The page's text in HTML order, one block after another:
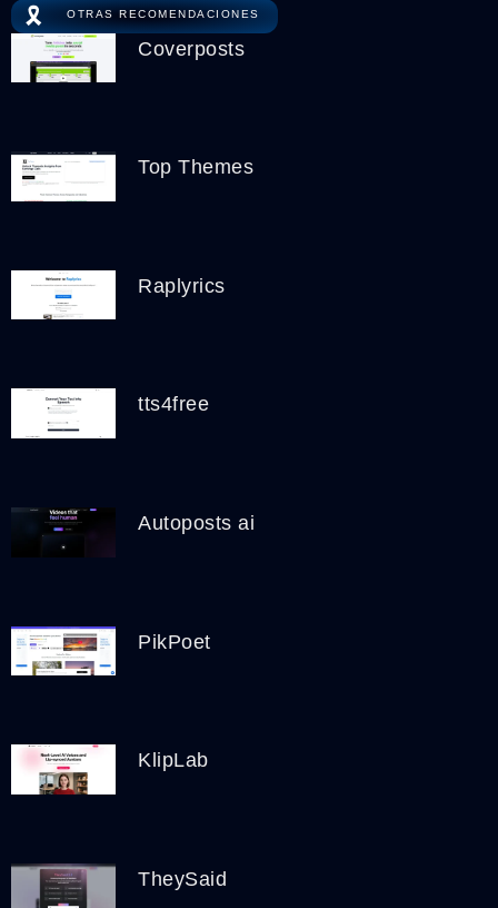
🎗️ OTRAS RECOMENDACIONES
Coverposts
Top Themes
Raplyrics
tts4free
Autoposts ai
PikPoet
KlipLab
TheySaid